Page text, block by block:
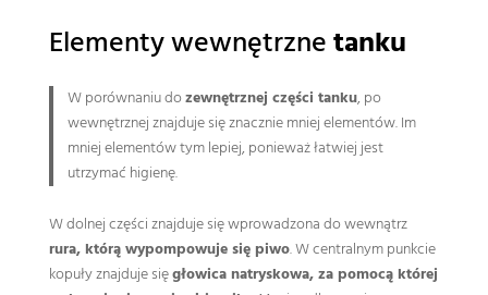
Elementy wewnętrznetanku
W porównaniu dozewnętrznej części tanku, po
wewnętrznej znajduje się znacznie mniej elementów. Im
mniej elementów tym lepiej, ponieważ łatwiej jest
utrzymać higienę.
W dolnej części znajduje się wprowadzona do wewnątrz
rura, którą wypompowuje się piwo. W centralnym punkcie
kopuły znajduje sięgłowica natryskowa, za pomocą której